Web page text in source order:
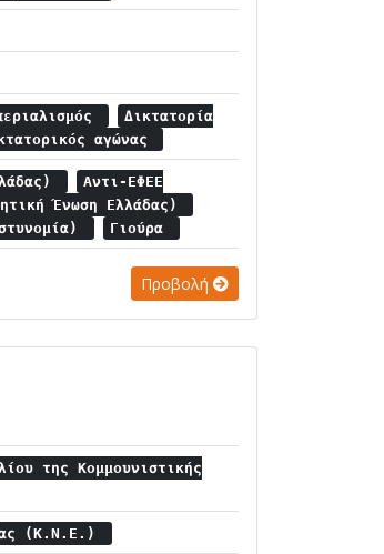
Δικτατορία
αγώνας
Αντι-ΕΦΕΕ
Ένωση Ελλάδας)
Γιούρα
Προβολή
της Κομμουνιστικής
(Κ.Ν.Ε.)